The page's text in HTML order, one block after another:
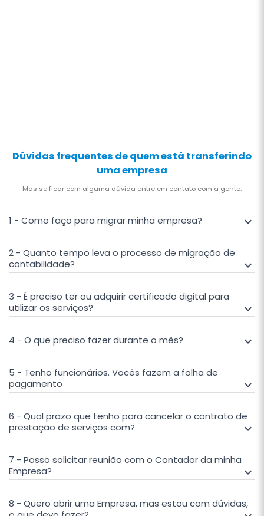
Dúvidas frequentes de quem está transferindo
uma empresa
Mas se ficar com alguma dúvida entre em contato com a gente.
1 - Como faço para migrar minha empresa? keyboard_arrow_down
2 - Quanto tempo leva o processo de migração de
contabilidade?
keyboard_arrow_down
3 - É preciso ter ou adquirir certificado digital para
utilizar os serviços?
keyboard_arrow_down
4 - O que preciso fazer durante o mês? keyboard_arrow_down
5 - Tenho funcionários. Vocês fazem a folha de
pagamento
keyboard_arrow_down
6 - Qual prazo que tenho para cancelar o contrato de
prestação de serviços com?
keyboard_arrow_down
7 - Posso solicitar reunião com o Contador da minha
Empresa?
keyboard_arrow_down
8 - Quero abrir uma Empresa, mas estou com dúvidas,